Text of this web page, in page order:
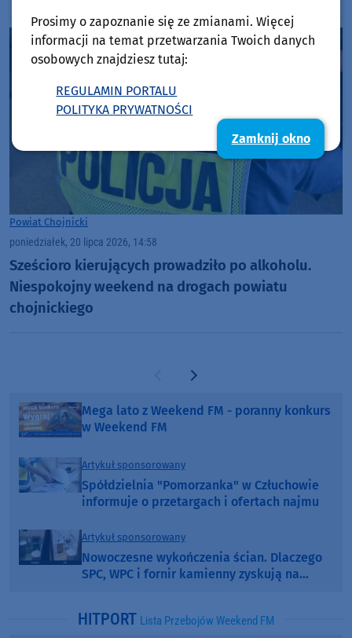
"Bory Tucholskie" warto odwiedzić muzeum PNBT?
(WIDEO)
Powiat Chojnicki
poniedziałek, 20 lipca 2026, 14:58
Sześcioro kierujących prowadziło po alkoholu.
Niespokojny weekend na drogach powiatu
chojnickiego
Poprzednia strona
Następna strona
Mega lato z Weekend FM - poranny konkurs
w Weekend FM
Artykuł sponsorowany
Spółdzielnia "Pomorzanka" w Człuchowie
informuje o przetargach i ofertach najmu
Artykuł sponsorowany
Nowoczesne wykończenia ścian. Dlaczego
SPC, WPC i fornir kamienny zyskują na
HITPORT Lista Przebojów Weekend FM
Prosimy o zapoznanie się ze zmianami. Więcej
informacji na temat przetwarzania Twoich danych
osobowych znajdziesz tutaj:
REGULAMIN PORTALU
POLITYKA PRYWATNOŚCI
Zamknij okno